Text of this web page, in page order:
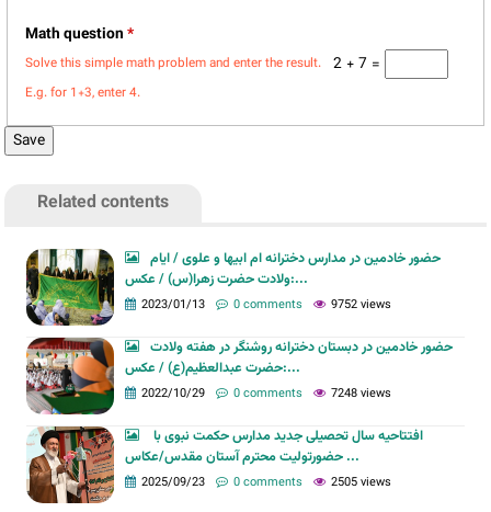
Math question*
2 + 7 =
Solve this simple math problem and enter the result.
E.g. for 1+3, enter 4.
Related contents
حضور خادمین در مدارس دخترانه ام ابیها و علوی / ایام
ولادت حضرت زهرا(س) / عکس:...
2023/01/13 0 comments 9752 views
حضور خادمین در دبستان دخترانه روشنگر در هفته ولادت
حضرت عبدالعظیم(ع) / عکس:...
2022/10/29 0 comments 7248 views
افتتاحیه سال تحصیلی جدید مدارس حکمت نبوی با
حضورتولیت محترم آستان مقدس/عکاس ...
2025/09/23 0 comments 2505 views